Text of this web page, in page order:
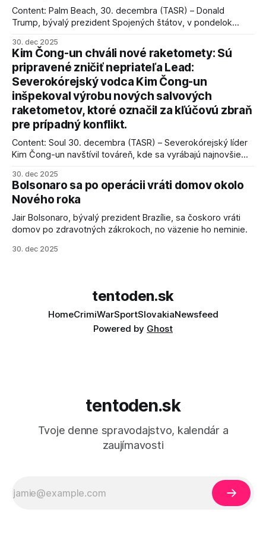
Content: Palm Beach, 30. decembra (TASR) – Donald
Trump, bývalý prezident Spojených štátov, v pondelok
kľúčové pre úspešné dosiahnutie prímeria v Gaze. Agentúra
AFP informuje, že Trump vyjadril presvedčenie, že Izrael plní
podmienky dohody o prí
30. dec 2025
Kim Čong-un chváli nové raketomety: Sú
pripravené zničiť nepriateľa Lead:
Severokórejský vodca Kim Čong-un
inšpekoval výrobu nových salvových
raketometov, ktoré označil za kľúčovú zbraň
pre prípadný konflikt.
Content: Soul 30. decembra (TASR) – Severokórejský líder
Kim Čong-un navštívil továreň, kde sa vyrábajú najnovšie
schopnosti. Informovali o tom štátne médiá KĽDR, na ktoré
sa odvoláva agentúra AFP.
30. dec 2025
Bolsonaro sa po operácii vráti domov okolo
Nového roka
Jair Bolsonaro, bývalý prezident Brazílie, sa čoskoro vráti
domov po zdravotných zákrokoch, no väzenie ho neminie.
30. dec 2025
tentoden.sk
HomeCrimiWarSportSlovakiaNewsfeed
Powered by Ghost
tentoden.sk
Tvoje denne spravodajstvo, kalendár a
zaujímavosti